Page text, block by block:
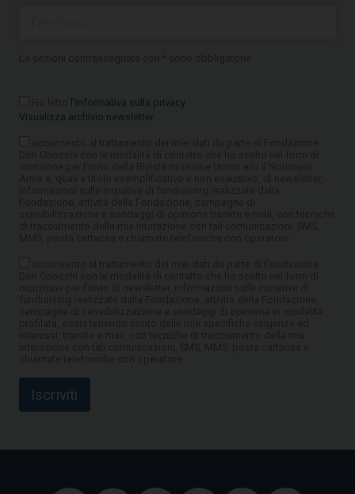
l’informativa sulla privacy
Visualizza archivio newsletter